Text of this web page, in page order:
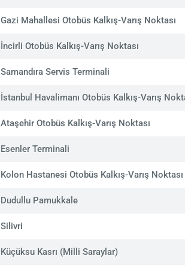
Gazi Mahallesi Otobüs Kalkış-Varış Noktası
İncirli Otobüs Kalkış-Varış Noktası
Samandıra Servis Terminali
İstanbul Havalimanı Otobüs Kalkış-Varış
Ataşehir Otobüs Kalkış-Varış Noktası
Esenler Terminali
Kolon Hastanesi Otobüs Kalkış-Varış Noktası
Dudullu Pamukkale
Silivri
Küçüksu Kasrı (Milli Saraylar)